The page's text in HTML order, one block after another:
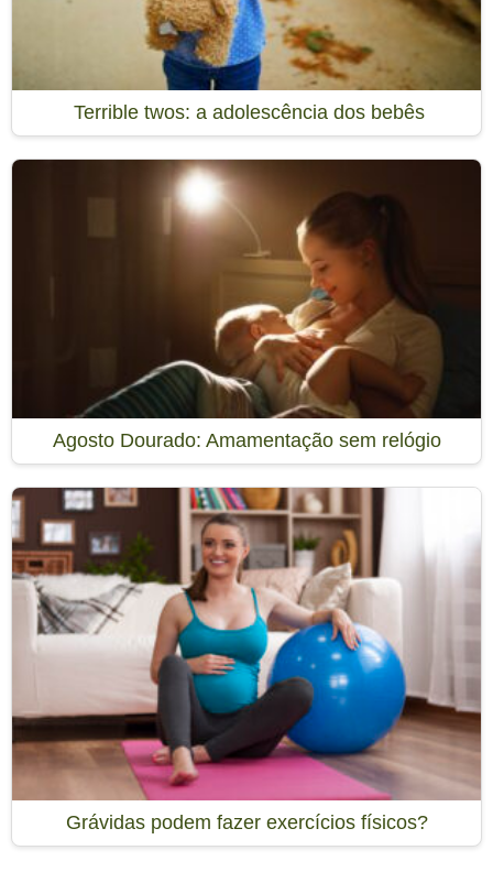
Terrible twos: a adolescência dos bebês
Agosto Dourado: Amamentação sem relógio
Grávidas podem fazer exercícios físicos?